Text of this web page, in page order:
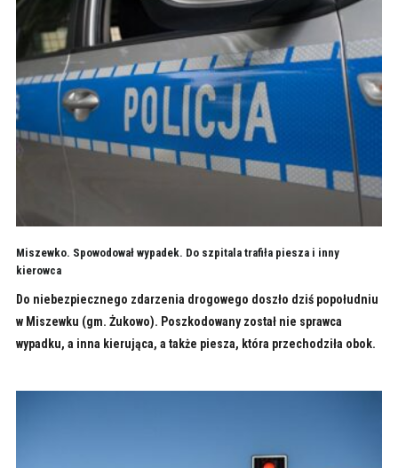
Miszewko. Spowodował wypadek. Do szpitala trafiła piesza i inny
kierowca
Do niebezpiecznego zdarzenia drogowego doszło dziś popołudniu
w Miszewku (gm. Żukowo). Poszkodowany został nie sprawca
wypadku, a inna kierująca, a także piesza, która przechodziła obok.